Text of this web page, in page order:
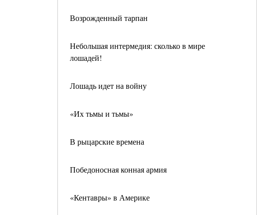
Возрожденный тарпан
Небольшая интермедия: сколько в мире
лошадей!
Лошадь идет на войну
«Их тьмы и тьмы»
В рыцарские времена
Победоносная конная армия
«Кентавры» в Америке